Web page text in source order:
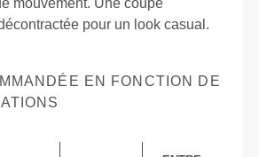
mouvement. Une coupe
pour un look casual.
EN FONCTION DE